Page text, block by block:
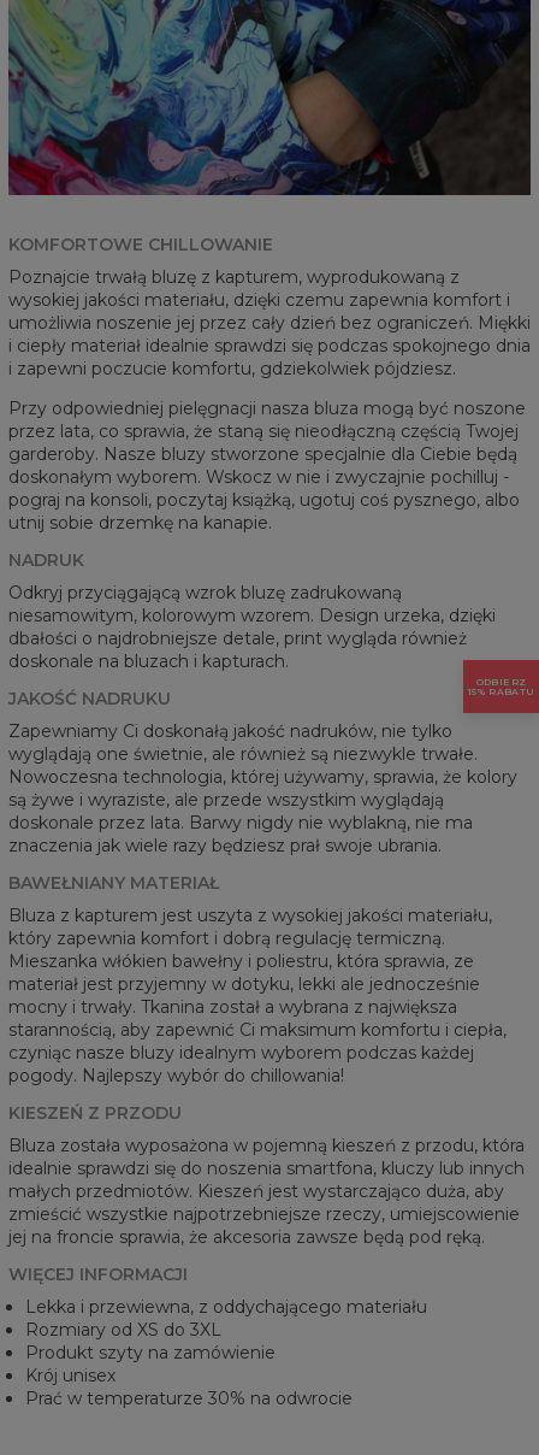
KOMFORTOWE CHILLOWANIE
Poznajcie trwałą bluzę z kapturem, wyprodukowaną z
wysokiej jakości materiału, dzięki czemu zapewnia komfort i
umożliwia noszenie jej przez cały dzień bez ograniczeń. Miękki
i ciepły materiał idealnie sprawdzi się podczas spokojnego dnia
i zapewni poczucie komfortu, gdziekolwiek pójdziesz.
Przy odpowiedniej pielęgnacji nasza bluza mogą być noszone
przez lata, co sprawia, że staną się nieodłączną częścią Twojej
garderoby. Nasze bluzy stworzone specjalnie dla Ciebie będą
doskonałym wyborem. Wskocz w nie i zwyczajnie pochilluj -
pograj na konsoli, poczytaj książką, ugotuj coś pysznego, albo
utnij sobie drzemkę na kanapie.
NADRUK
Odkryj przyciągającą wzrok bluzę zadrukowaną
niesamowitym, kolorowym wzorem. Design urzeka, dzięki
dbałości o najdrobniejsze detale, print wygląda również
doskonale na bluzach i kapturach.
JAKOŚĆ NADRUKU
Zapewniamy Ci doskonałą jakość nadruków, nie tylko
wyglądają one świetnie, ale również są niezwykle trwałe.
Nowoczesna technologia, której używamy, sprawia, że kolory
są żywe i wyraziste, ale przede wszystkim wyglądają
doskonale przez lata. Barwy nigdy nie wyblakną, nie ma
znaczenia jak wiele razy będziesz prał swoje ubrania.
BAWEŁNIANY MATERIAŁ
Bluza z kapturem jest uszyta z wysokiej jakości materiału,
który zapewnia komfort i dobrą regulację termiczną.
Mieszanka włókien bawełny i poliestru, która sprawia, ze
materiał jest przyjemny w dotyku, lekki ale jednocześnie
mocny i trwały. Tkanina został a wybrana z największa
starannością, aby zapewnić Ci maksimum komfortu i ciepła,
czyniąc nasze bluzy idealnym wyborem podczas każdej
pogody. Najlepszy wybór do chillowania!
KIESZEŃ Z PRZODU
Bluza została wyposażona w pojemną kieszeń z przodu, która
idealnie sprawdzi się do noszenia smartfona, kluczy lub innych
małych przedmiotów. Kieszeń jest wystarczająco duża, aby
zmieścić wszystkie najpotrzebniejsze rzeczy, umiejscowienie
jej na froncie sprawia, że akcesoria zawsze będą pod ręką.
WIĘCEJ INFORMACJI
Lekka i przewiewna, z oddychającego materiału
Rozmiary od XS do 3XL
Produkt szyty na zamówienie
Krój unisex
Prać w temperaturze 30% na odwrocie
ODBIERZ
15% RABATU